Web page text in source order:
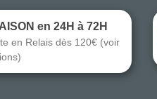
en 24H à 72H
en Relais dès 120€ (voir